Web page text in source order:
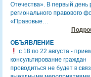
Отечества». В первый день
регионального правового
«Правовые…
ОБЪЯВЛЕНИЕ
с 18 по 22 августа -
консультирование граждан
проводиться не будет в